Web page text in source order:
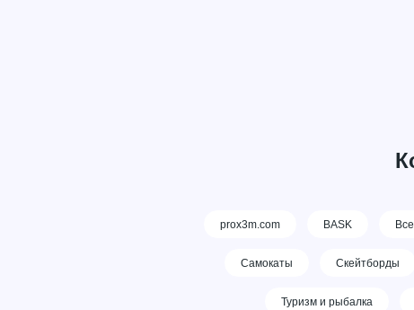
prox3m.com BASK
Самокаты Скейтборды
Туризм и рыбалка